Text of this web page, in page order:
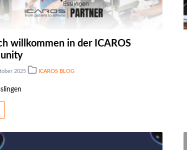
willkommen in der ICAROS
2025 ICAROS BLOG